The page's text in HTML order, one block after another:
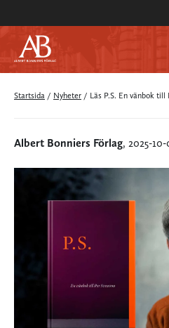
Startsida / Nyheter / Läs P.S. En vänbok till
Albert Bonniers Förlag, 2025-